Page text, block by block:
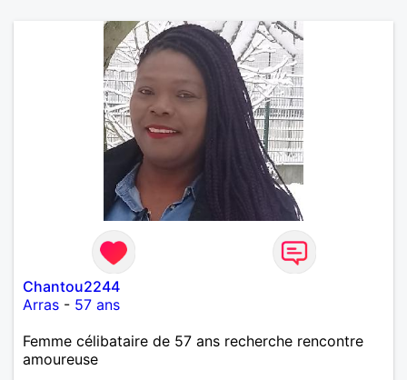
Chantou2244
Arras - 57 ans
Femme célibataire de 57 ans recherche rencontre
amoureuse